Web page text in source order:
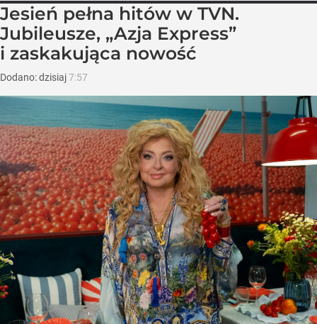
Jesień pełna hitów w TVN.
Jubileusze, „Azja Express”
i zaskakująca nowość
Dodano:dzisiaj7:57